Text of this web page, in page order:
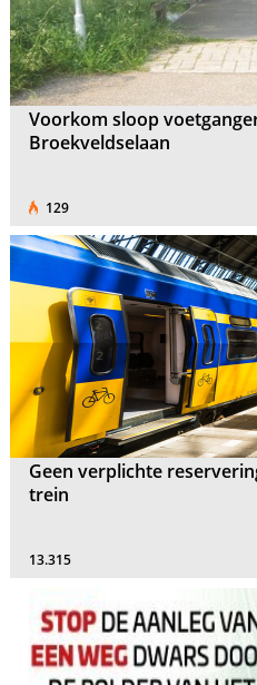
Voorkom sloop
Broekveldselaan
129
Geen verplichte
trein
13.315